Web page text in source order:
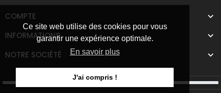
Ce site web utilise des cookies pour vous
garantir une expérience optimale.
En savoir plus
J'ai compris !
COMPTE
INFORMATIONS
NOTRE SOCIÉTÉ